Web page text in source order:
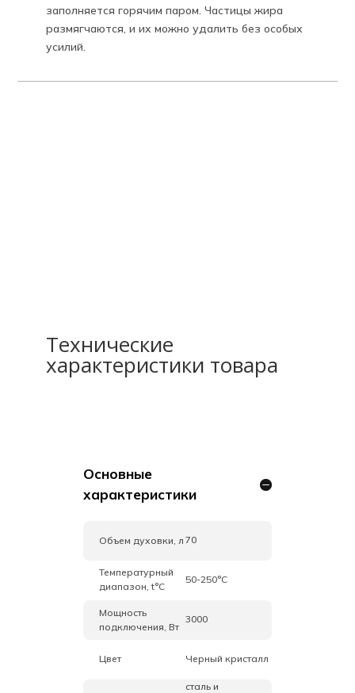
заполняется горячим паром. Частицы жира
размягчаются, и их можно удалить без особых
усилий.
Технические
характеристики товара
Основные
характеристики
Объем духовки, л 70
Температурный
диапазон, t°C
50-250°C
Мощность
подключения, Вт
3000
Цвет Черный кристалл
сталь и